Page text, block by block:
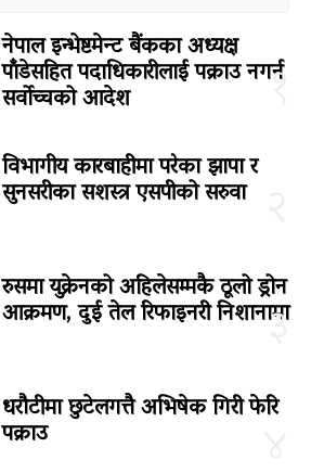
१
नेपाल इन्भेष्टमेन्ट बैंकका अध्यक्ष
पाँडेसहित पदाधिकारीलाई पक्राउ नगर्न
सर्वोच्चको आदेश
विभागीय कारबाहीमा परेका झापा र
सुनसरीका सशस्त्र एसपीको सरुवा
३
रुसमा युक्रेनको अहिलेसम्मकै ठूलो ड्रोन
आक्रमण, दुई तेल रिफाइनरी निशानामा
धरौटीमा छुटेलगत्तै अभिषेक गिरी फेरि
पक्राउ